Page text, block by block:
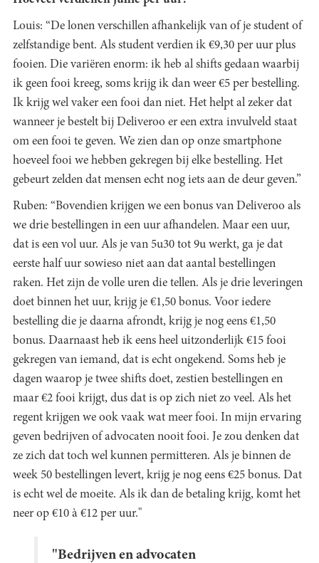
Louis: “De lonen verschillen afhankelijk van of je student of
zelfstandige bent. Als student verdien ik €9,30 per uur plus
fooien. Die variëren enorm: ik heb al shifts gedaan waarbij
ik geen fooi kreeg, soms krijg ik dan weer €5 per bestelling.
Ik krijg wel vaker een fooi dan niet. Het helpt al zeker dat
wanneer je bestelt bij Deliveroo er een extra invulveld staat
om een fooi te geven. We zien dan op onze smartphone
hoeveel fooi we hebben gekregen bij elke bestelling. Het
gebeurt zelden dat mensen echt nog iets aan de deur geven.”
Ruben: “Bovendien krijgen we een bonus van Deliveroo als
we drie bestellingen in een uur afhandelen. Maar een uur,
dat is een vol uur. Als je van 5u30 tot 9u werkt, ga je dat
eerste half uur sowieso niet aan dat aantal bestellingen
raken. Het zijn de volle uren die tellen. Als je drie leveringen
doet binnen het uur, krijg je €1,50 bonus. Voor iedere
bestelling die je daarna afrondt, krijg je nog eens €1,50
bonus. Daarnaast heb ik eens heel uitzonderlijk €15 fooi
gekregen van iemand, dat is echt ongekend. Soms heb je
dagen waarop je twee shifts doet, zestien bestellingen en
maar €2 fooi krijgt, dus dat is op zich niet zo veel. Als het
regent krijgen we ook vaak wat meer fooi. In mijn ervaring
geven bedrijven of advocaten nooit fooi. Je zou denken dat
ze zich dat toch wel kunnen permitteren. Als je binnen de
week 50 bestellingen levert, krijg je nog eens €25 bonus. Dat
is echt wel de moeite. Als ik dan de betaling krijg, komt het
neer op €10 à €12 per uur."
"Bedrijven en advocaten